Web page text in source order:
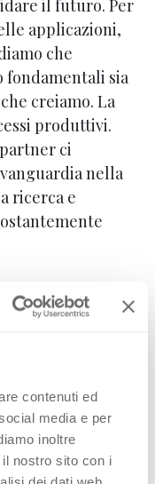
contenuti ed
media e per
inoltre
nostro sito con i
il futuro. Per
applicazioni,
che
fondamentali sia
creiamo. La
produttivi.
ci
nella
ricerca e